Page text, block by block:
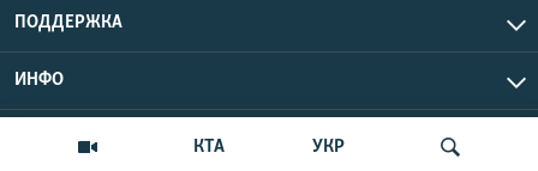
КТА УКР
ПОДДЕРЖКА
ИНФО
Copyright Крым.Реалии, 2026 | Все права защищены.
UTC+3